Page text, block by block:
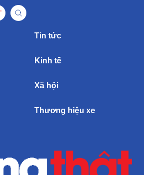
Tin tức
Kinh tế
Xã hội
Thương hiệu xe